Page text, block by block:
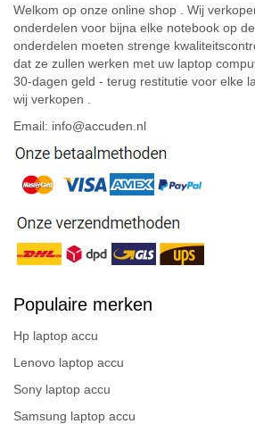
Welkom op onze online shop . Wij
onderdelen voor bijna elke notebook op
onderdelen moeten strenge
dat ze zullen werken met uw laptop
30-dagen geld - terug restitutie voor elke
wij verkopen .
Email: info@accuden.nl
Populaire merken
Hp laptop accu
Lenovo laptop accu
Sony laptop accu
Samsung laptop accu